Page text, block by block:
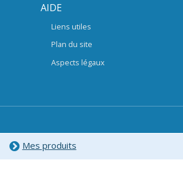
AIDE
Liens utiles
Plan du site
Aspects légaux
Mes produits